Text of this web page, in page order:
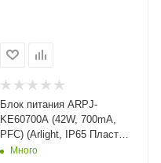
Блок питания ARPJ-
KE60700A (42W, 700mA,
PFC) (Arlight, IP65 Пластик,
5 лет)
Много